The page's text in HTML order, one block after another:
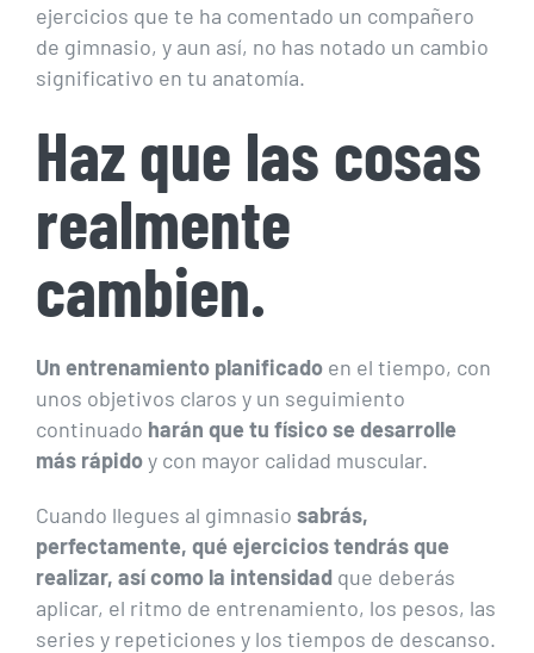
ejercicios que te ha comentado un compañero
de gimnasio, y aun así, no has notado un cambio
significativo en tu anatomía.
Haz que las cosas
realmente
cambien.
Un entrenamiento planificado en el tiempo, con
unos objetivos claros y un seguimiento
continuado harán que tu físico se desarrolle
más rápidoy con mayor calidad muscular.
Cuando llegues al gimnasio sabrás,
perfectamente, qué ejercicios tendrás que
realizar, así como la intensidad que deberás
aplicar, el ritmo de entrenamiento, los pesos, las
series y repeticiones y los tiempos de descanso.